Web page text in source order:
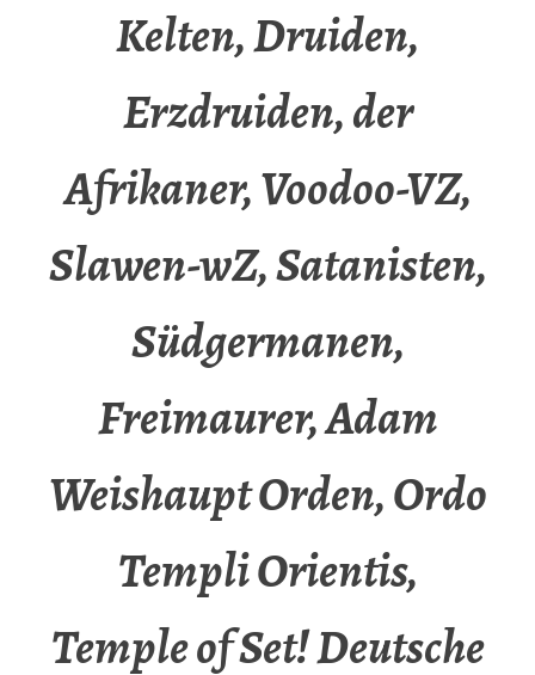
Kelten, Druiden,
Erzdruiden, der
Afrikaner, Voodoo-VZ,
Slawen-wZ, Satanisten,
Südgermanen,
Freimaurer, Adam
Weishaupt Orden, Ordo
Templi Orientis,
Temple of Set! Deutsche